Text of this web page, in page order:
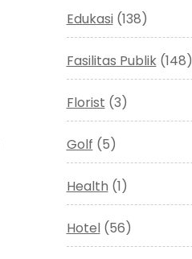
Edukasi(138)
Fasilitas Publik(148)
Florist (3)
Golf (5)
Health (1)
Hotel(56)